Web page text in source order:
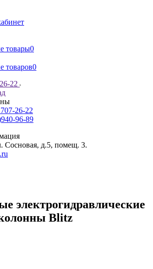
товары0
товаров0
22
26-22
96-89
Сосновая, д.5, помещ. 3.
электрогидравлические
Blitz